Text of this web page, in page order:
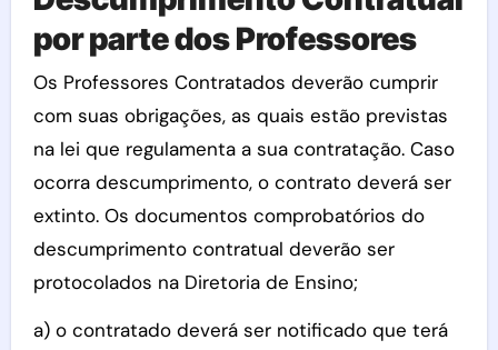
por parte dos Professores
Os Professores Contratados deverão cumprir
com suas obrigações, as quais estão previstas
na lei que regulamenta a sua contratação. Caso
ocorra descumprimento, o contrato deverá ser
extinto. Os documentos comprobatórios do
descumprimento contratual deverão ser
protocolados na Diretoria de Ensino;
a) o contratado deverá ser notificado que terá